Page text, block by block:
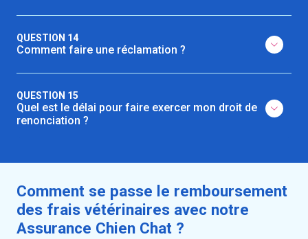
QUESTION 14
Comment faire une réclamation ?
QUESTION 15
Quel est le délai pour faire exercer mon droit de
renonciation ?
Comment se passe le remboursement
des frais vétérinaires avec notre
Assurance Chien Chat ?